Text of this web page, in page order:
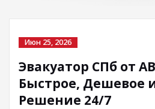
Июн 25, 2026
Эвакуатор СПб от
Быстрое, Дешевое
Решение 24/7